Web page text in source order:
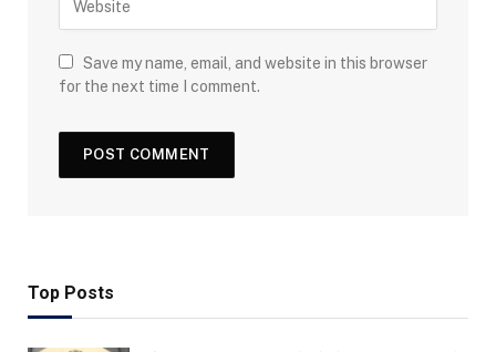
Save my name, email, and website in this browser
for the next time I comment.
Top Posts